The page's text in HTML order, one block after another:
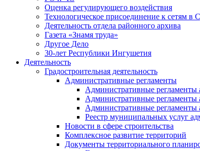
Оценка регулирующего воздействия
Технологическое присоединение к сетям
Деятельность отдела районного архива
Газета «Знамя труда»
Другое Дело
30-лет Республики Ингушетия
Деятельность
Градостроительная деятельность
Административные регламенты
Административные
Административные
Административные регламенты
Реестр муниципальных услуг
Новости в сфере строительства
Комплексное развитие территорий
Документы территориального